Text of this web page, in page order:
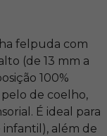
felpuda com
(de 13 mm a
100%
pelo de coelho,
É ideal para
além de